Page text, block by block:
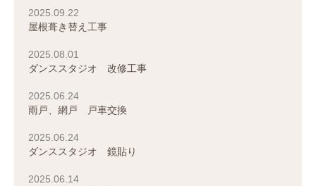
2025.09.22
屋根葺き替え工事
2025.08.01
ダンススタジオ 改修工事
2025.06.24
雨戸、網戸 戸車交換
2025.06.24
ダンススタジオ 鏡貼り
2025.06.14